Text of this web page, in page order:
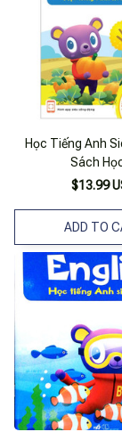
Học Tiếng Anh
Sách
$13.99
ADD TO